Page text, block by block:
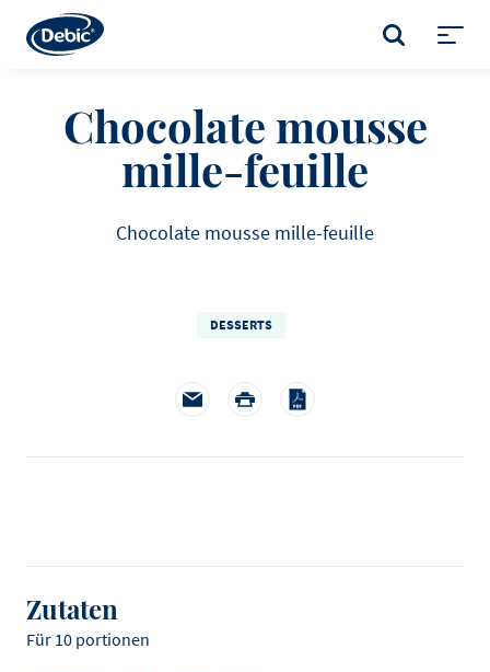
main
SUCHE
Chocolate mousse
mille-feuille
Chocolate mousse mille-feuille
DESSERTS
Zutaten
Für 10 portionen